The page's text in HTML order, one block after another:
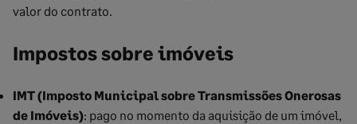
valor do contrato.
Impostos sobre imóveis
IMT (Imposto Municipal sobre Transmissões Onerosas
de Imóveis): pago no momento da aquisição de um imóvel,